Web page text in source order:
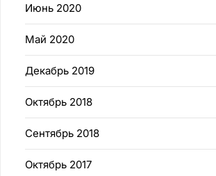
Июнь 2020
Май 2020
Декабрь 2019
Октябрь 2018
Сентябрь 2018
Октябрь 2017